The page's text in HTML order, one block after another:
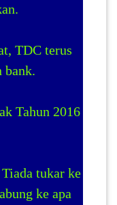
TDC terus
bank.
Tahun 2016
tukar ke
ke apa